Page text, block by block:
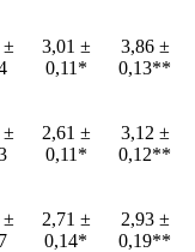
±
3,01 ±
0,11*
3,86 ±
0,13**
±
2,61 ±
0,11*
3,12 ±
0,12**
±
2,71 ±
0,14*
2,93 ±
0,19**